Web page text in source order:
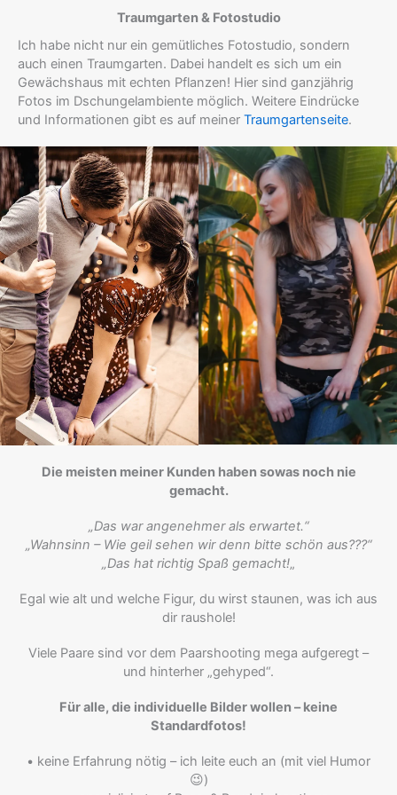
Traumgarten & Fotostudio
Ich habe nicht nur ein gemütliches Fotostudio, sondern
auch einen Traumgarten. Dabei handelt es sich um ein
Gewächshaus mit echten Pflanzen! Hier sind ganzjährig
Fotos im Dschungelambiente möglich. Weitere Eindrücke
und Informationen gibt es auf meiner Traumgartenseite.
Die meisten meiner Kunden haben sowas noch nie
gemacht.
„Das war angenehmer als erwartet.“
„Wahnsinn – Wie geil sehen wir denn bitte schön aus???“
„Das hat richtig Spaß gemacht!„
Egal wie alt und welche Figur, du wirst staunen, was ich aus
dir raushole!
Viele Paare sind vor dem Paarshooting mega aufgeregt –
und hinterher „gehyped“.
Für alle, die individuelle Bilder wollen – keine
Standardfotos!
• keine Erfahrung nötig – ich leite euch an (mit viel Humor
😉)